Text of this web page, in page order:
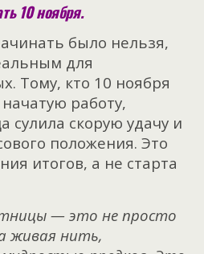
10 ноября.
было нельзя,
для
Тому, кто 10 ноября
работу,
сулила скорую удачу и
положения. Это
итогов, а не старта
— это не просто
живая нить,